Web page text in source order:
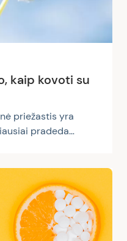
kaip kovoti su
priežastis yra
pradeda
pat grūdų
kaskadą perima
alergenai –
gali pasibaigti sloga